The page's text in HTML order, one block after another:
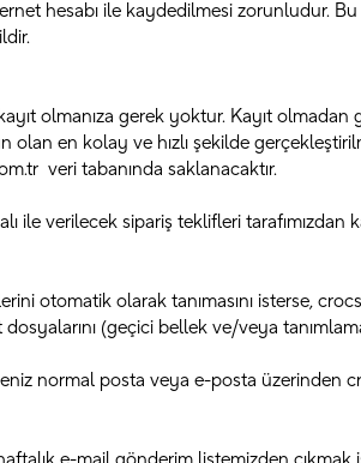
hesabı ile kaydedilmesi zorunludur.
olmanıza gerek yoktur. Kayıt
olan en kolay ve hızlı şekilde
veri tabanında saklanacaktır.
ile verilecek sipariş teklifleri
otomatik olarak tanımasını isterse,
(geçici bellek ve/veya
normal posta veya e-posta üzerinden